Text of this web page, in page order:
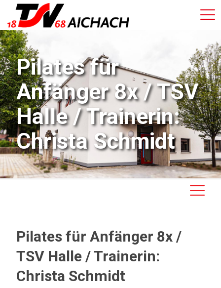
Pilates für
Anfänger 8x / TSV
Halle / Trainerin:
Christa Schmidt
Pilates für Anfänger 8x /
TSV Halle / Trainerin:
Christa Schmidt